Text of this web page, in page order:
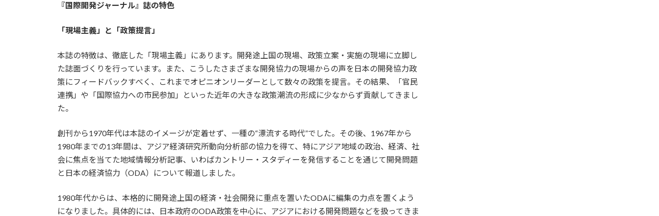
『国際開発ジャーナル』誌の特色
「現場主義」と「政策提言」
本誌の特徴は、徹底した「現場主義」にあります。開発途上国の現場、政策立案・実施の現場に立脚し
た誌面づくりを行っています。また、こうしたさまざまな開発協力の現場からの声を日本の開発協力政
策にフィードバックすべく、これまでオピニオンリーダーとして数々の政策を提言。その結果、「官民
連携」や「国際協力への市民参加」といった近年の大きな政策潮流の形成に少なからず貢献してきまし
た。
創刊から1970年代は本誌のイメージが定着せず、一種の“漂流する時代”でした。その後、1967年から
1980年までの13年間は、アジア経済研究所動向分析部の協力を得て、特にアジア地域の政治、経済、社
会に焦点を当てた地域情報分析記事、いわばカントリー・スタディーを発信することを通じて開発問題
と日本の経済協力（ODA）について報道しました。
1980年代からは、本格的に開発途上国の経済・社会開発に重点を置いたODAに編集の力点を置くよう
になりました。具体的には、日本政府のODA政策を中心に、アジアにおける開発問題などを扱ってきま